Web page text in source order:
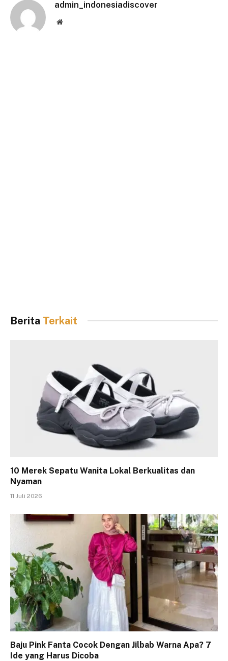
admin_indonesiadiscover
Website
Berita Terkait
10 Merek Sepatu Wanita Lokal Berkualitas dan
Nyaman
11 Juli 2026
Baju Pink Fanta Cocok Dengan Jilbab Warna Apa? 7
Ide yang Harus Dicoba